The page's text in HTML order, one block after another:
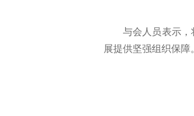
与会人员表示
展提供坚强组织保障